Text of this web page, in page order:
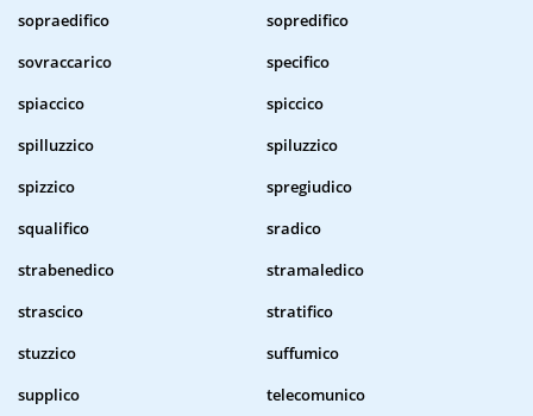
sopraedifico
sopredifico
sovraccarico
specifico
spiaccico
spiccico
spilluzzico
spiluzzico
spizzico
spregiudico
squalifico
sradico
strabenedico
stramaledico
strascico
stratifico
stuzzico
suffumico
supplico
telecomunico